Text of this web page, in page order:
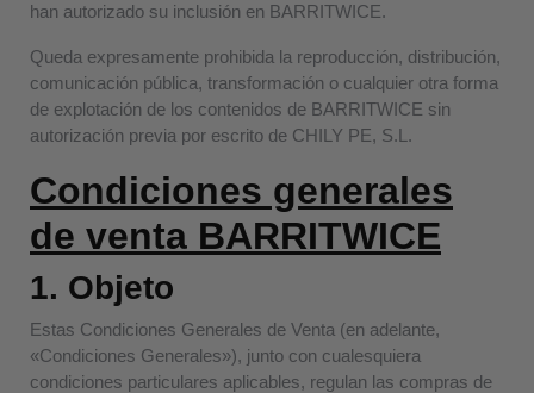
han autorizado su inclusión en BARRITWICE.
Queda expresamente prohibida la reproducción, distribución,
comunicación pública, transformación o cualquier otra forma
de explotación de los contenidos de BARRITWICE sin
autorización previa por escrito de CHILY PE, S.L.
Condiciones generales
de venta BARRITWICE
1. Objeto
Estas Condiciones Generales de Venta (en adelante,
«Condiciones Generales»), junto con cualesquiera
condiciones particulares aplicables, regulan las compras de